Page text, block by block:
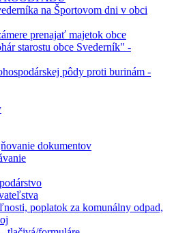
na Športovom dni v obci
prenajať majetok obce
starostu obce Svederník" -
pôdy proti burinám -
dokumentov
poplatok za komunálny odpad,